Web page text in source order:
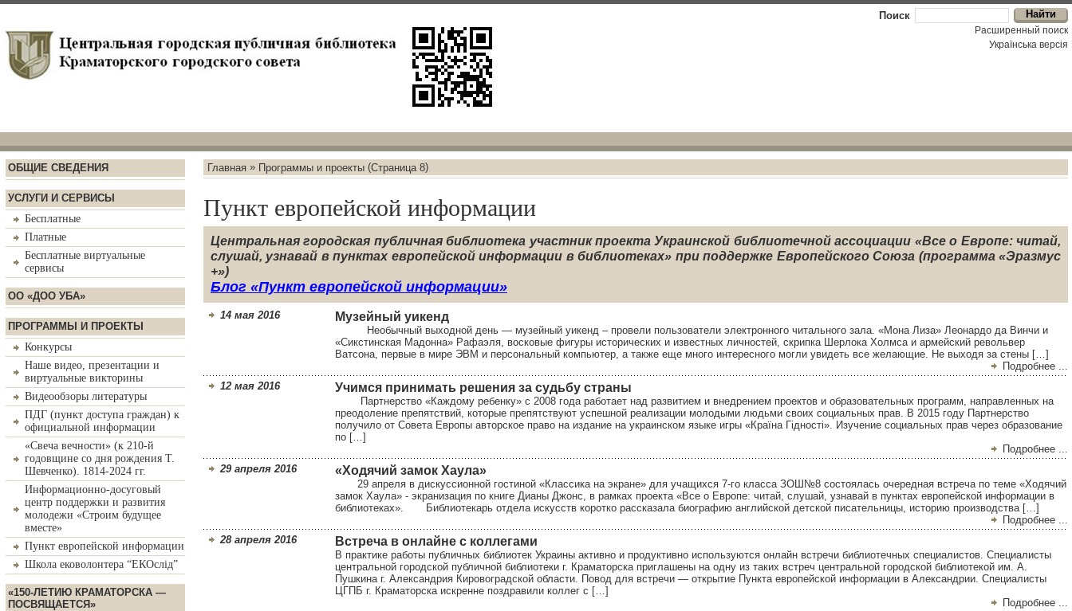
Поиск
Расширенный поиск
Українська версiя
ОБЩИЕ СВЕДЕНИЯ
УСЛУГИ И СЕРВИСЫ
Бесплатные
Платные
Бесплатные виртуальные
сервисы
ОО «ДОО УБА»
ПРОГРАММЫ И ПРОЕКТЫ
Конкурсы
Наше видео, презентации и
виртуальные викторины
Видеообзоры литературы
ПДГ (пункт доступа граждан) к
официальной информации
«Свеча вечности» (к 210-й
годовщине со дня рождения Т.
Шевченко). 1814-2024 гг.
Информационно-досуговый
центр поддержки и развития
молодежи «Строим будущее
вместе»
Пункт европейской информации
Школа ековолонтера “ЕКОслід”
«150-ЛЕТИЮ КРАМАТОРСКА —
ПОСВЯЩАЕТСЯ»
Главная » Программы и проекты (Страница 8)
Пункт европейской информации
Центральная городская публичная библиотека участник проекта Украинской библиотечной ассоциации «Все о Европе: читай,
слушай, узнавай в пунктах европейской информации в библиотеках» при поддержке Европейского Союза (программа «Эразмус
+»)
Блог «Пункт европейской информации»
14 мая 2016 Музейный уикенд
Необычный выходной день — музейный уикенд – провели пользователи электронного читального зала. «Мона Лиза» Леонардо да Винчи и
«Сикстинская Мадонна» Рафаэля, восковые фигуры исторических и известных личностей, скрипка Шерлока Холмса и армейский револьвер
Ватсона, первые в мире ЭВМ и персональный компьютер, а также еще много интересного могли увидеть все желающие. Не выходя за стены […]
Подробнее ...
12 мая 2016
Учимся принимать решения за судьбу страны
Партнерство «Каждому ребенку» с 2008 года работает над развитием и внедрением проектов и образовательных программ, направленных на
преодоление препятствий, которые препятствуют успешной реализации молодыми людьми своих социальных прав. В 2015 году Партнерство
получило от Совета Европы авторское право на издание на украинском языке игры «Країна Гідності». Изучение социальных прав через образование
по […]
Подробнее ...
29 апреля 2016
«Ходячий замок Хаула»
29 апреля в дискуссионной гостиной «Классика на экране» для учащихся 7-го класса ЗОШ№8 состоялась очередная встреча по теме «Ходячий
замок Хаула» - экранизация по книге Дианы Джонс, в рамках проекта «Все о Европе: читай, слушай, узнавай в пунктах европейской информации в
библиотеках». Библиотекарь отдела искусств коротко рассказала биографию английской детской писательницы, историю производства […]
Подробнее ...
28 апреля 2016
Встреча в онлайне с коллегами
В практике работы публичных библиотек Украины активно и продуктивно используются онлайн встречи библиотечных специалистов. Специалисты
центральной городской публичной библиотеки г. Краматорска приглашены на одну из таких встреч центральной городской библиотекой им. А.
Пушкина г. Александрия Кировоградской области. Повод для встречи — открытие Пункта европейской информации в Александрии. Специалисты
ЦГПБ г. Краматорска искренне поздравили коллег с […]
Подробнее ...